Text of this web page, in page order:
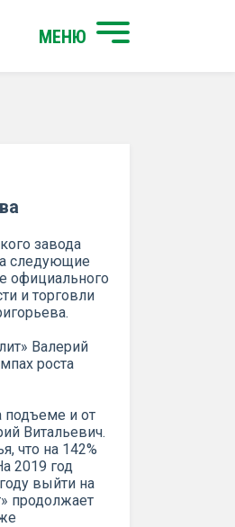
МЕНЮ
завода
следующие
официального
и торговли
Валерий
роста
подъеме и от
Витальевич.
что на 142%
2019 год
выйти на
продолжает